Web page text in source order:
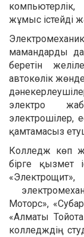
компьютерлік,
жұмыс істейді
мамандарды
беретін
автокөлік
электро
электрошілер,
қамтамасыз
Колледж көп
бірге қызмет
Моторс»,
«Алматы
колледждің